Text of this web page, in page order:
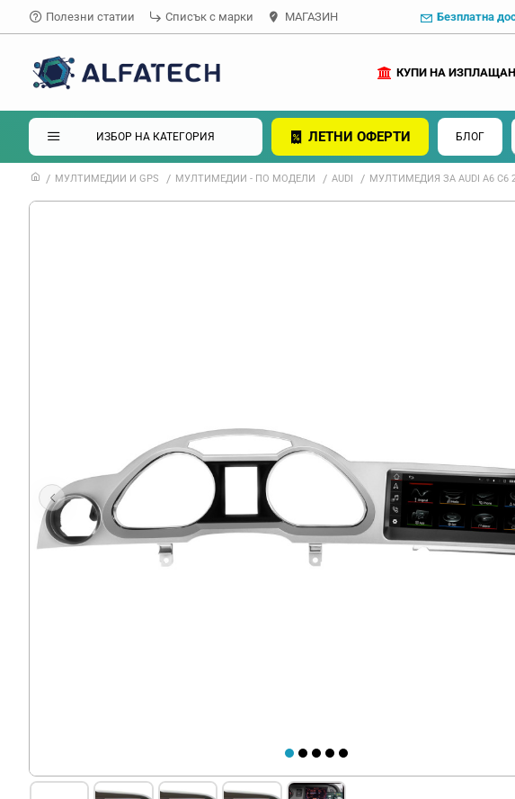
Полезни статии Списък с марки МАГАЗИН Безплатна
КУПИ НА
ИЗБОР НА КАТЕГОРИЯ ЛЕТНИ ОФЕРТИ БЛОГ
МУЛТИМЕДИИ И GPS МУЛТИМЕДИИ - ПО МОДЕЛИ AUDI МУЛТИМЕДИЯ ЗА AUDI A6 C6